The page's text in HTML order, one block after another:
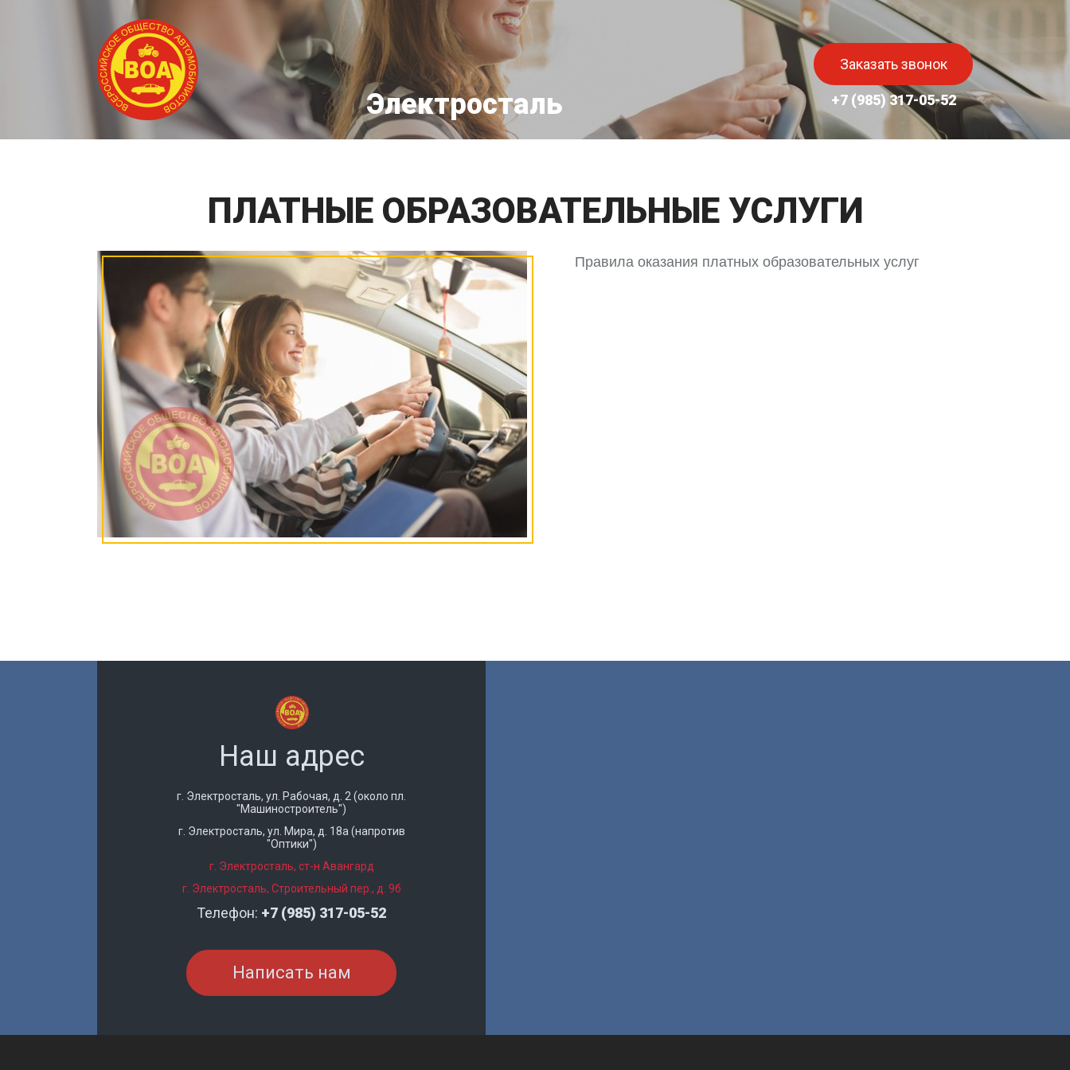
Электросталь
Заказать звонок
+7 (985) 317-05-52
ПЛАТНЫЕ ОБРАЗОВАТЕЛЬНЫЕ УСЛУГИ
Правила оказания платных образовательных услуг
Наш адрес
г. Электросталь, ул. Рабочая, д. 2 (около пл.
"Машиностроитель")
г. Электросталь, ул. Мира, д. 18а (напротив
"Оптики")
г. Электросталь, ст-н Авангард
г. Электросталь, Строительный пер., д. 9б
Телефон: +7 (985) 317-05-52
Написать нам